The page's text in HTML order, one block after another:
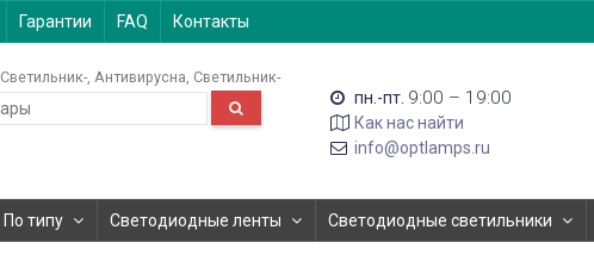
Гарантии FAQ Контакты
Светильник- Антивирусна Светильник-
пн.-пт. 9:00 – 19:00
Как нас найти
info@optlamps.ru
По типу Светодиодные ленты Светодиодные светильники